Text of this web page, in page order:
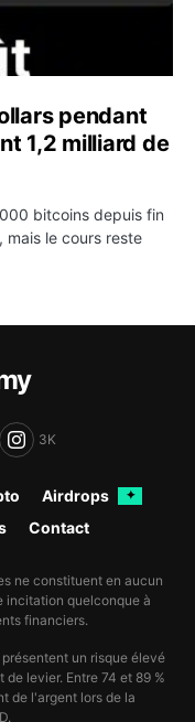
pendant
1,2 milliard de
bitcoins depuis fin
mais le cours reste
3K
Airdrops ✦
Contact
ne constituent en aucun
incitation quelconque à
financiers.
un risque élevé
levier. Entre 74 et 89 %
de l'argent lors de la